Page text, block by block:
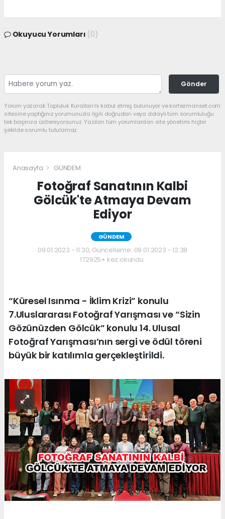
Okuyucu Yorumları (0)
Gönder
Yorum yazarak Topluluk Kuralları’nı kabul etmiş bulunuyor ve korfezmanset.com
sitesine yaptığınız yorumunuzla ilgili doğrudan veya dolaylı tüm sorumluluğu
tek başınıza üstleniyorsunuz. Yazılan tüm yorumlardan site yönetimi hiçbir
şekilde sorumlu tutulamaz.
Anasayfa GÜNDEM
Fotoğraf Sanatının Kalbi
Gölcük'te Atmaya Devam
Ediyor
GÜNDEM
09.01.2023 - 11:30, Güncelleme: 09.01.2023 - 12:38
172925+ kez okundu.
“Küresel Isınma - İklim Krizi” konulu
7.Uluslararası Fotoğraf Yarışması ve “Sizin
Gözünüzden Gölcük” konulu 14. Ulusal
Fotoğraf Yarışması’nın sergi ve ödül töreni
büyük bir katılımla gerçekleştirildi.